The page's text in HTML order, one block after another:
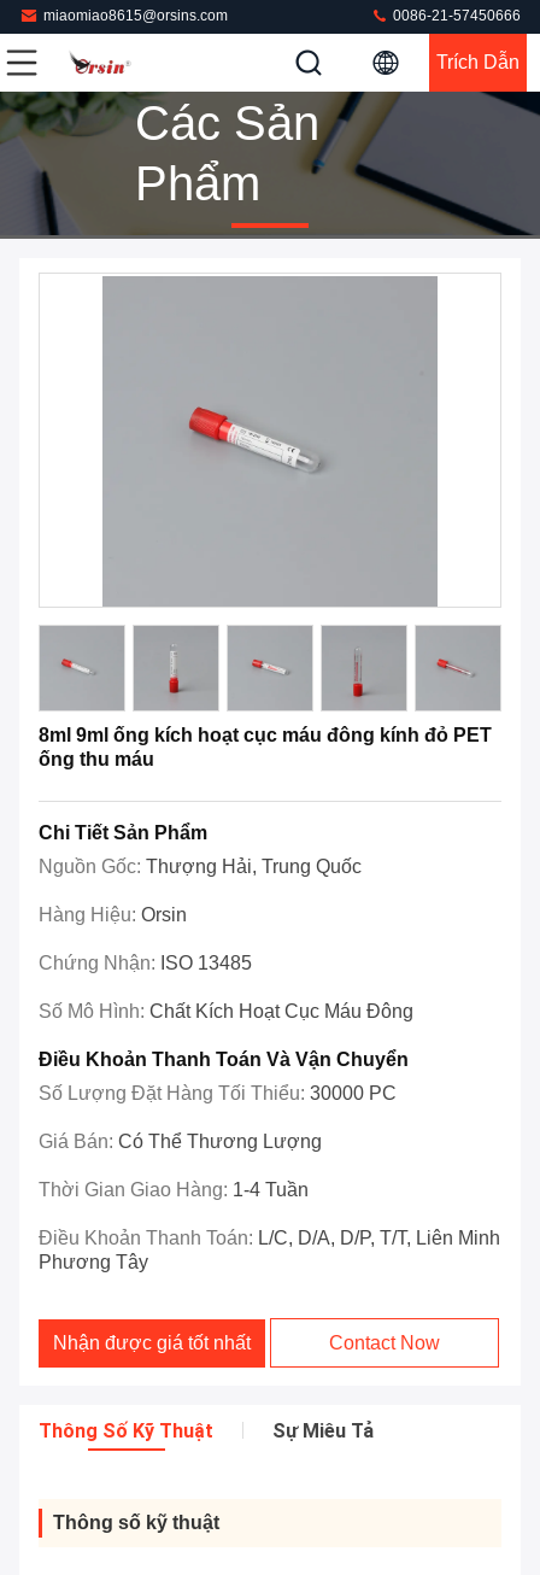
miaomiao8615@orsins.com 0086-21-57450666
Trích Dẫn
Các Sản
Phẩm
8ml 9ml ống kích hoạt cục máu đông kính đỏ PET
ống thu máu
Chi Tiết Sản Phẩm
Nguồn Gốc: Thượng Hải, Trung Quốc
Hàng Hiệu: Orsin
Chứng Nhận: ISO 13485
Số Mô Hình: Chất Kích Hoạt Cục Máu Đông
Điều Khoản Thanh Toán Và Vận Chuyển
Số Lượng Đặt Hàng Tối Thiểu: 30000 PC
Giá Bán: Có Thể Thương Lượng
Thời Gian Giao Hàng: 1-4 Tuần
Điều Khoản Thanh Toán: L/C, D/A, D/P, T/T, Liên Minh
Phương Tây
Nhận được giá tốt nhất Contact Now
Thông Số Kỹ Thuật Sự Miêu Tả
Thông số kỹ thuật